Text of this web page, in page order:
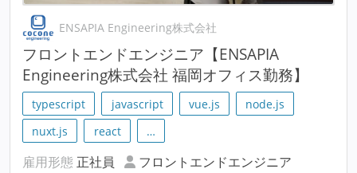
ENSAPIA Engineering株式会社
フロントエンドエンジニア【ENSAPIA
Engineering株式会社 福岡オフィス勤務】
typescript javascript vue.js
node.js
nuxt.js
react …
雇用形態 正社員
フロントエンドエンジニア